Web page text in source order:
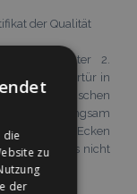
der Qualität
Fenster runter 2.
der Vordertür in
frei zwischen
Sie langsam
den oberen Ecken
das Plexiglas nicht
die
zu
der